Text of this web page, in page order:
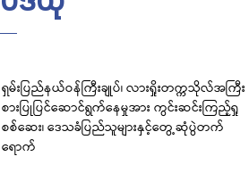
ရှမ်းပြည်နယ်ဝန်ကြီးချုပ်၊ လားရှိုးတက္ကသိုလ်အကြီး
စားပြုပြင်ဆောင်ရွက်နေမှုအား ကွင်းဆင်းကြည့်ရှု
စစ်ဆေး၊ ဒေသခံပြည်သူများနှင့်တွေ့ဆုံပွဲတက်
ရောက်